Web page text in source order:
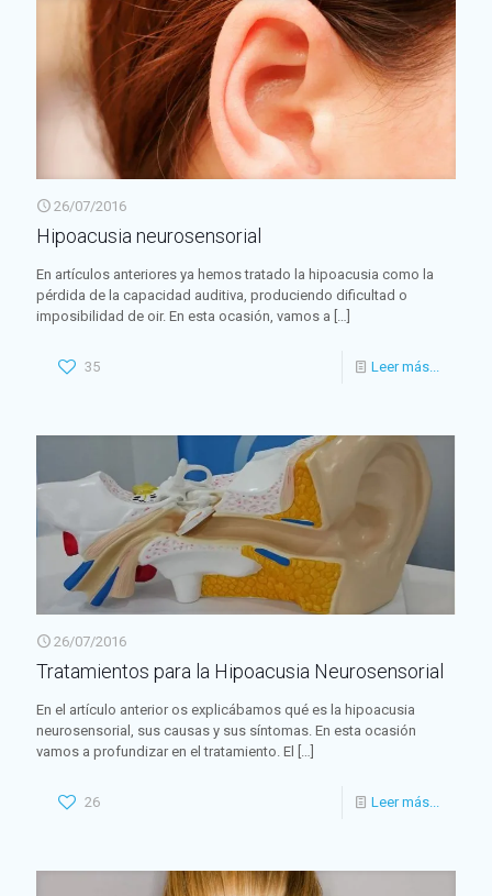
26/07/2016
Hipoacusia neurosensorial
En artículos anteriores ya hemos tratado la hipoacusia como la
pérdida de la capacidad auditiva, produciendo dificultad o
imposibilidad de oir. En esta ocasión, vamos a […]
35 Leer más...
26/07/2016
Tratamientos para la Hipoacusia Neurosensorial
En el artículo anterior os explicábamos qué es la hipoacusia
neurosensorial, sus causas y sus síntomas. En esta ocasión
vamos a profundizar en el tratamiento. El
[…]
26 Leer más...